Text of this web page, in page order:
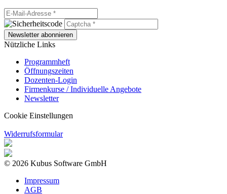
Newsletter abonnieren
Nützliche Links
Programmheft
Öffnungszeiten
Dozenten-Login
Firmenkurse / Individuelle Angebote
Newsletter
Cookie Einstellungen
Widerrufsformular
© 2026 Kubus Software GmbH
Impressum
AGB